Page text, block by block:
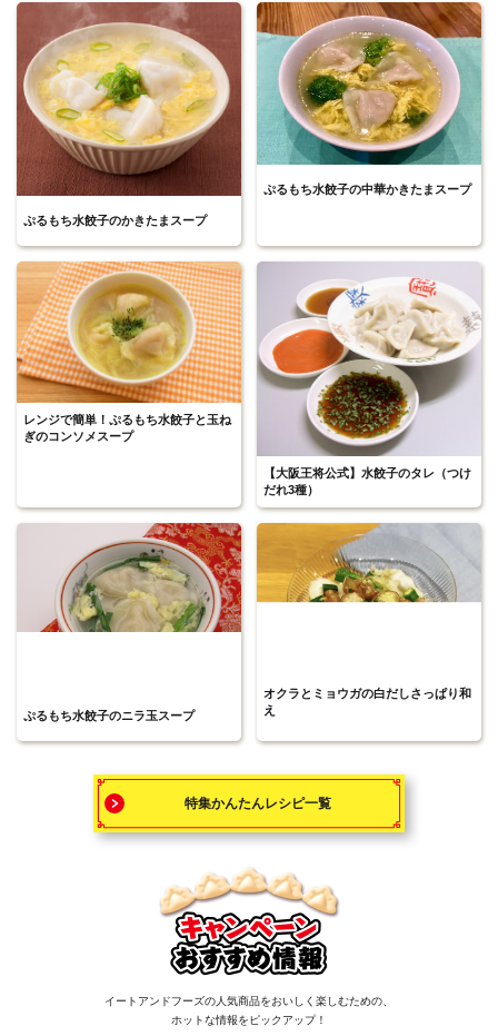
ぷるもち水餃子のかきたまスープ
ぷるもち水餃子の中華かきたまスープ
レンジで簡単！ぷるもち水餃子と玉ね
ぎのコンソメスープ
【大阪王将公式】水餃子のタレ（つけ
だれ3種）
ぷるもち水餃子のニラ玉スープ
オクラとミョウガの白だしさっぱり和
え
特集かんたんレシピ一覧
イートアンドフーズの人気商品をおいしく楽しむための、
ホットな情報をピックアップ！